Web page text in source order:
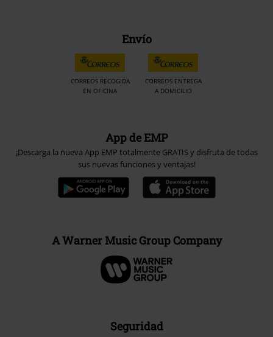
Envío
CORREOS RECOGIDA
EN OFICINA
CORREOS ENTREGA
A DOMICILIO
App de EMP
¡Descarga la nueva App EMP totalmente GRATIS y disfruta de todas
sus nuevas funciones y ventajas!
A Warner Music Group Company
Seguridad